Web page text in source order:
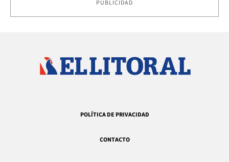
PUBLICIDAD
POLÍTICA DE PRIVACIDAD
CONTACTO